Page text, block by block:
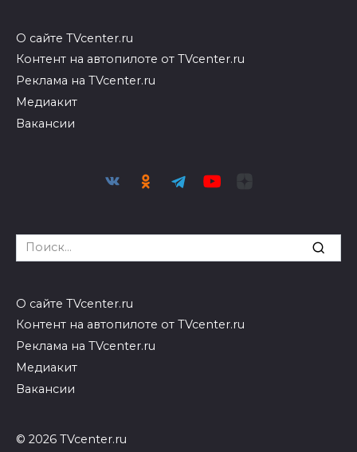
О сайте TVcenter.ru
Контент на автопилоте от TVcenter.ru
Реклама на TVcenter.ru
Медиакит
Вакансии
Search
for:
О сайте TVcenter.ru
Контент на автопилоте от TVcenter.ru
Реклама на TVcenter.ru
Медиакит
Вакансии
© 2026 TVcenter.ru